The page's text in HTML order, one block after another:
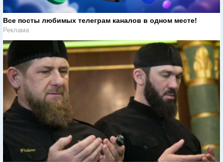
Все посты любимых телеграм каналов в одном месте!
Реклама